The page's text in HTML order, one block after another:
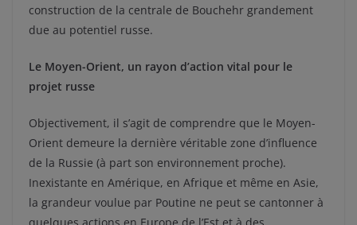
construction de la centrale de Bouchehr grandement
due au potentiel russe.
Le Moyen-Orient, un rayon d’action vital pour le
projet russe
Objectivement, il s’agit de comprendre que le Moyen-
Orient demeure la dernière véritable zone d’influence
de la Russie (à part son environnement proche).
Inexistante en Amérique, en Afrique et même en Asie,
la grandeur voulue par Poutine ne peut se cantonner à